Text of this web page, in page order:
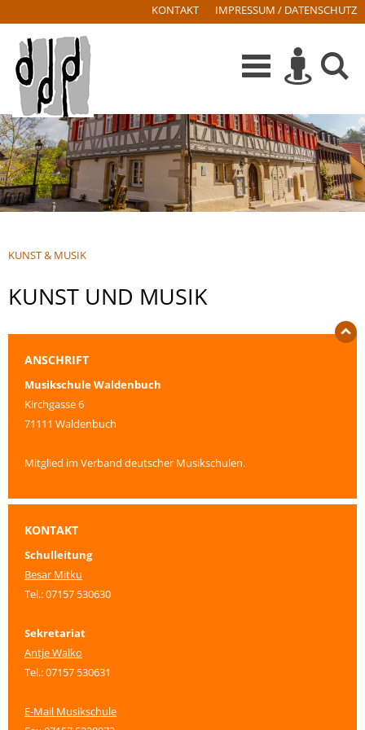
KONTAKT IMPRESSUM / DATENSCHUTZ
KUNST & MUSIK
KUNST UND MUSIK
ANSCHRIFT
Musikschule Waldenbuch
Kirchgasse 6
71111 Waldenbuch
Mitglied im Verband deutscher Musikschulen.
KONTAKT
Schulleitung
Besar Mitku
Tel.: 07157 530630
Sekretariat
Antje Walko
Tel.: 07157 530631
E-Mail Musikschule